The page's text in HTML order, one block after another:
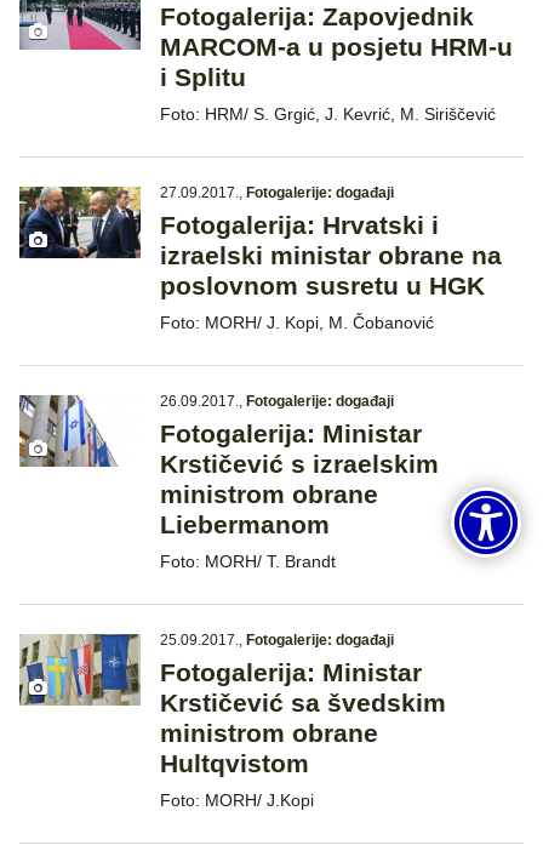
Fotogalerija: Zapovjednik
MARCOM-a u posjetu HRM-u
i Splitu
Foto: HRM/ S. Grgić, J. Kevrić, M. Siriščević
27.09.2017., Fotogalerije: događaji
Fotogalerija: Hrvatski i
izraelski ministar obrane na
poslovnom susretu u HGK
Foto: MORH/ J. Kopi, M. Čobanović
26.09.2017., Fotogalerije: događaji
Fotogalerija: Ministar
Krstičević s izraelskim
ministrom obrane
Liebermanom
Foto: MORH/ T. Brandt
25.09.2017., Fotogalerije: događaji
Fotogalerija: Ministar
Krstičević sa švedskim
ministrom obrane
Hultqvistom
Foto: MORH/ J.Kopi